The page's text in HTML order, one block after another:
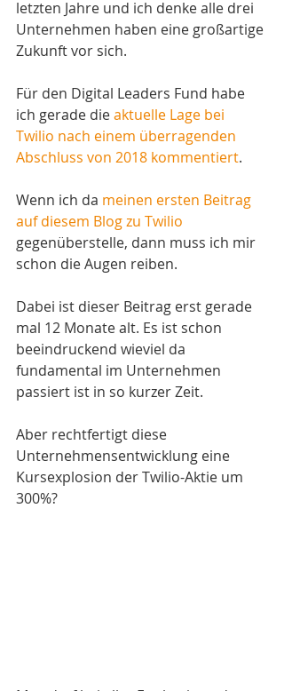
letzten Jahre und ich denke alle drei
Unternehmen haben eine großartige
Zukunft vor sich.
Für den Digital Leaders Fund habe
ich gerade die aktuelle Lage bei
Twilio nach einem überragenden
Abschluss von 2018 kommentiert.
Wenn ich da meinen ersten Beitrag
auf diesem Blog zu Twilio
gegenüberstelle, dann muss ich mir
schon die Augen reiben.
Dabei ist dieser Beitrag erst gerade
mal 12 Monate alt. Es ist schon
beeindruckend wieviel da
fundamental im Unternehmen
passiert ist in so kurzer Zeit.
Aber rechtfertigt diese
Unternehmensentwicklung eine
Kursexplosion der Twilio-Aktie um
300%?